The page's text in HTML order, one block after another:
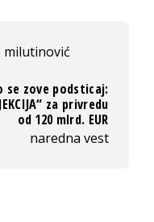
milutinović
se zove podsticaj:
za privredu
od 120 mlrd. EUR
naredna vest